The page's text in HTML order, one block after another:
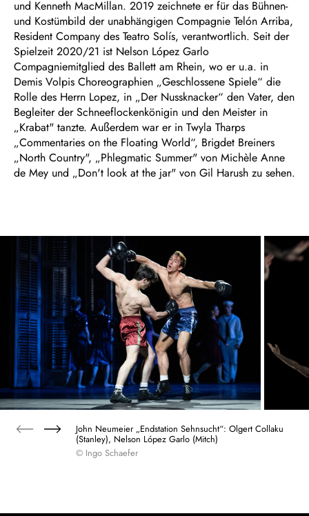
und Kenneth MacMillan. 2019 zeichnete er für das Bühnen-
und Kostümbild der unabhängigen Compagnie Telón Arriba,
Resident Company des Teatro Solís, verantwortlich. Seit der
Spielzeit 2020/21 ist Nelson López Garlo
Compagniemitglied des Ballett am Rhein, wo er u.a. in
Demis Volpis Choreographien „Geschlossene Spiele“ die
Rolle des Herrn Lopez, in „Der Nussknacker“ den Vater, den
Begleiter der Schneeflockenkönigin und den Meister in
„Krabat" tanzte. Außerdem war er in Twyla Tharps
„Commentaries on the Floating World“, Brigdet Breiners
„North Country", „Phlegmatic Summer" von Michèle Anne
de Mey und „Don't look at the jar" von Gil Harush zu sehen.
John Neumeier „Endstation Sehnsucht“: Olgert Collaku
(Stanley), Nelson López Garlo (Mitch)
© Ingo Schaefer